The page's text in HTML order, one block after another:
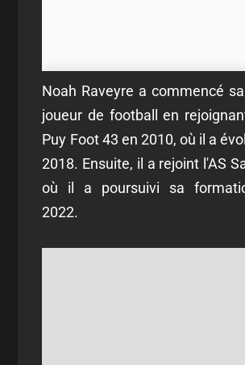
Noah Raveyre a commencé
joueur de football en
Puy Foot 43 en 2010, où il a
2018. Ensuite, il a rejoint l'AS
où il a poursuivi sa
2022.